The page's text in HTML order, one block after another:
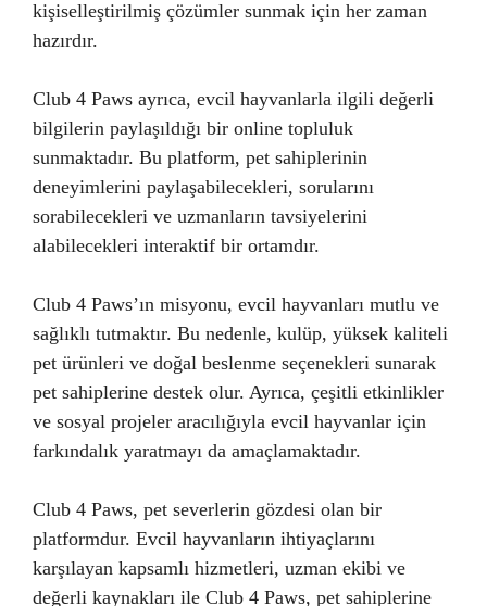
kişiselleştirilmiş çözümler sunmak için her zaman
hazırdır.
Club 4 Paws ayrıca, evcil hayvanlarla ilgili değerli
bilgilerin paylaşıldığı bir online topluluk
sunmaktadır. Bu platform, pet sahiplerinin
deneyimlerini paylaşabilecekleri, sorularını
sorabilecekleri ve uzmanların tavsiyelerini
alabilecekleri interaktif bir ortamdır.
Club 4 Paws’ın misyonu, evcil hayvanları mutlu ve
sağlıklı tutmaktır. Bu nedenle, kulüp, yüksek kaliteli
pet ürünleri ve doğal beslenme seçenekleri sunarak
pet sahiplerine destek olur. Ayrıca, çeşitli etkinlikler
ve sosyal projeler aracılığıyla evcil hayvanlar için
farkındalık yaratmayı da amaçlamaktadır.
Club 4 Paws, pet severlerin gözdesi olan bir
platformdur. Evcil hayvanların ihtiyaçlarını
karşılayan kapsamlı hizmetleri, uzman ekibi ve
değerli kaynakları ile Club 4 Paws, pet sahiplerine